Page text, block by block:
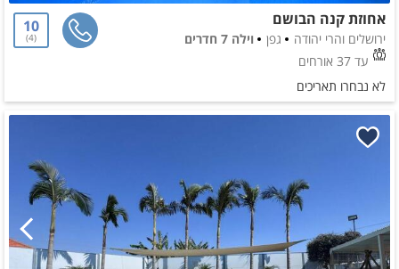
אחוזת קנה הבושם
ירושלים והרי יהודה גפן
וילה 7 חדרים
עד 37 אורחים
10
4
לא נבחרו תאריכים